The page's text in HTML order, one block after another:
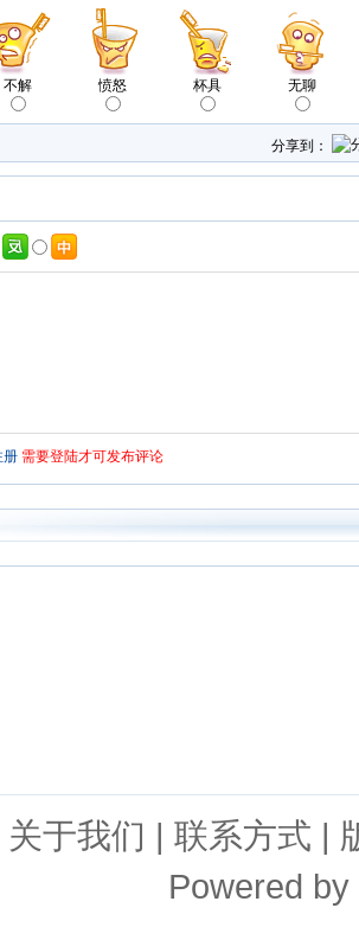
不解 愤怒 杯具 无聊
分享到：
关于我们 | 联系方式 |
Powered by